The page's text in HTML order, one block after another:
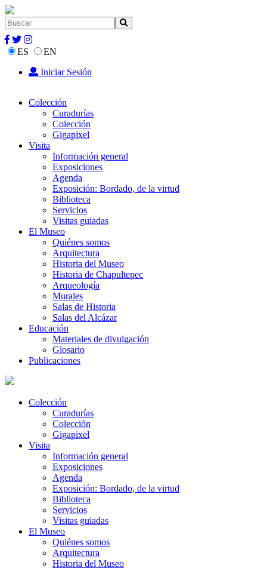
ES
EN
Iniciar Sesión
Colección
Curadurías
Colección
Gigapixel
Visita
Información general
Exposiciones
Agenda
Exposición: Bordado, de la virtud
Biblioteca
Servicios
Visitas guiadas
El Museo
Quiénes somos
Arquitectura
Historia del Museo
Historia de Chapultepec
Arqueología
Murales
Salas de Historia
Salas del Alcázar
Educación
Materiales de divulgación
Glosario
Publicaciones
Colección
Curadurías
Colección
Gigapixel
Visita
Información general
Exposiciones
Agenda
Exposición: Bordado, de la virtud
Biblioteca
Servicios
Visitas guiadas
El Museo
Quiénes somos
Arquitectura
Historia del Museo